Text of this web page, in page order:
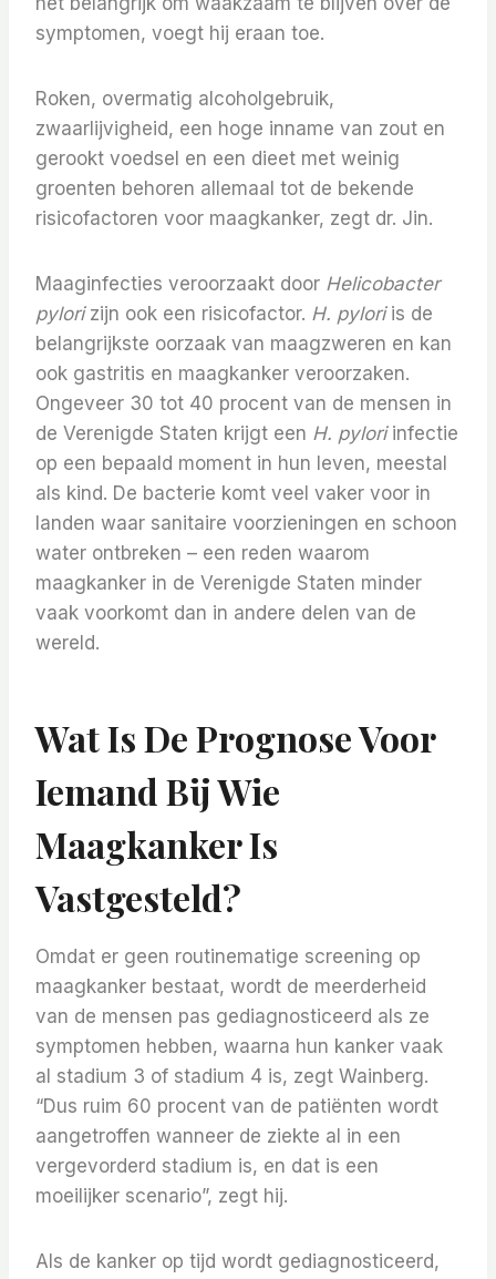
symptomen, voegt hij eraan toe.
Roken, overmatig alcoholgebruik,
zwaarlijvigheid, een hoge inname van zout en
gerookt voedsel en een dieet met weinig
groenten behoren allemaal tot de bekende
risicofactoren voor maagkanker, zegt dr. Jin.
Maaginfecties veroorzaakt door Helicobacter
pylorizijn ook een risicofactor. H. pyloriis de
belangrijkste oorzaak van maagzweren en kan
ook gastritis en maagkanker veroorzaken.
Ongeveer 30 tot 40 procent van de mensen in
de Verenigde Staten krijgt een H. pyloriinfectie
op een bepaald moment in hun leven, meestal
als kind. De bacterie komt veel vaker voor in
landen waar sanitaire voorzieningen en schoon
water ontbreken – een reden waarom
maagkanker in de Verenigde Staten minder
vaak voorkomt dan in andere delen van de
wereld.
Wat Is De Prognose Voor
Iemand Bij Wie
Maagkanker Is
Vastgesteld?
Omdat er geen routinematige screening op
maagkanker bestaat, wordt de meerderheid
van de mensen pas gediagnosticeerd als ze
symptomen hebben, waarna hun kanker vaak
al stadium 3 of stadium 4 is, zegt Wainberg.
“Dus ruim 60 procent van de patiënten wordt
aangetroffen wanneer de ziekte al in een
vergevorderd stadium is, en dat is een
moeilijker scenario”, zegt hij.
Als de kanker op tijd wordt gediagnosticeerd,